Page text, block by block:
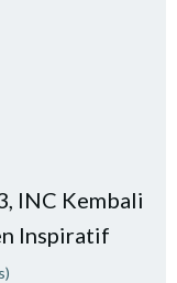
INC Kembali
Inspiratif